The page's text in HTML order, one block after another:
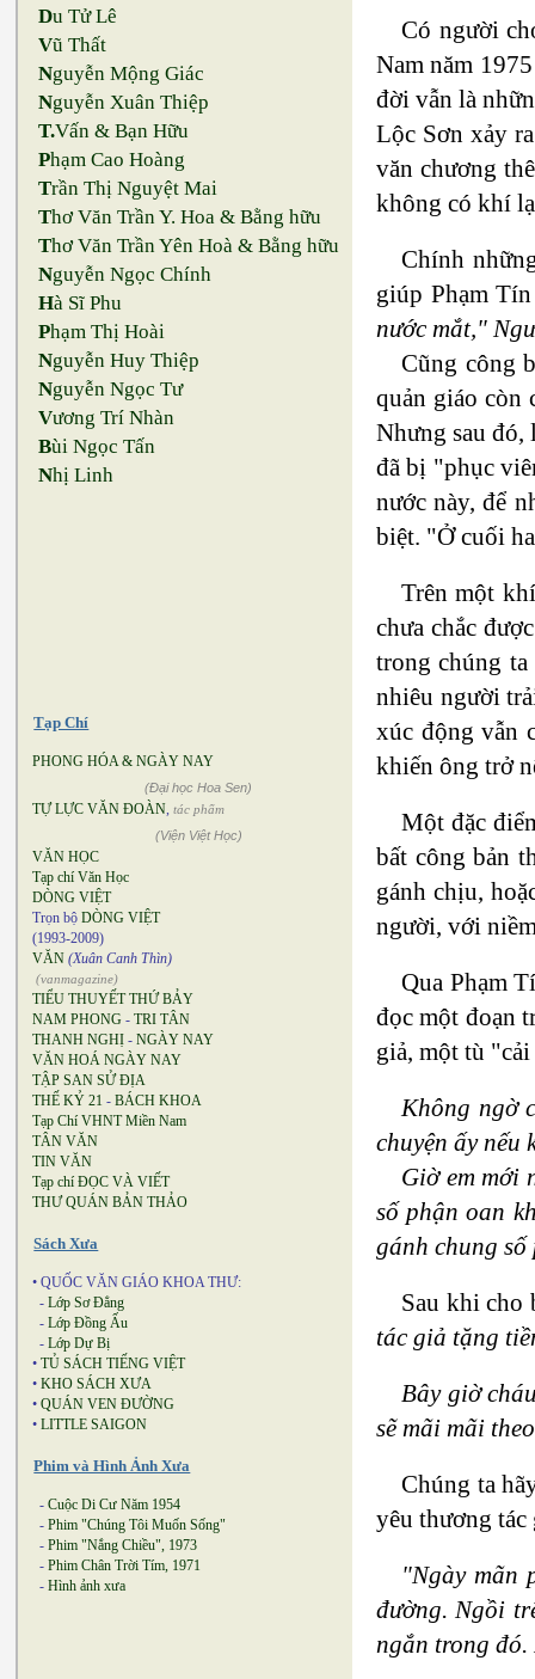
Du Tử Lê
Vũ Thất
Nguyễn Mộng Giác
Nguyễn Xuân Thiệp
T.Vấn & Bạn Hữu
Phạm Cao Hoàng
Trần Thị Nguyệt Mai
Thơ Văn Trần Y. Hoa & Bằng hữu
Thơ Văn Trần Yên Hoà & Bằng hữu
Nguyễn Ngọc Chính
Hà Sĩ Phu
Phạm Thị Hoài
Nguyễn Huy Thiệp
Nguyễn Ngọc Tư
Vương Trí Nhàn
Bùi Ngọc Tấn
Nhị Linh
Tạp Chí
PHONG HÓA & NGÀY NAY
(Đại học Hoa Sen)
TỰ LỰC VĂN ĐOÀN, tác phẩm
(Viện Việt Học)
VĂN HỌC
Tạp chí Văn Học
DÒNG VIỆT
Trọn bộ DÒNG VIỆT
(1993-2009)
VĂN (Xuân Canh Thìn)
(vanmagazine)
TIỂU THUYẾT THỨ BẢY
NAM PHONG - TRI TÂN
THANH NGHỊ - NGÀY NAY
VĂN HOÁ NGÀY NAY
TẬP SAN SỬ ĐỊA
THẾ KỶ 21 - BÁCH KHOA
Tạp Chí VHNT Miền Nam
TÂN VĂN
TIN VĂN
Tạp chí ĐỌC VÀ VIẾT
THƯ QUÁN BẢN THẢO
Sách Xưa
• QUỐC VĂN GIÁO KHOA THƯ:
- Lớp Sơ Đẳng
- Lớp Đồng Ấu
- Lớp Dự Bị
• TỦ SÁCH TIẾNG VIỆT
• KHO SÁCH XƯA
• QUÁN VEN ĐƯỜNG
• LITTLE SAIGON
Phim và Hình Ảnh Xưa
- Cuộc Di Cư Năm 1954
- Phim "Chúng Tôi Muốn Sống"
- Phim "Nắng Chiều", 1973
- Phim Chân Trời Tím, 1971
- Hình ảnh xưa
Có người
Nam năm
đời vẫn là
Lộc Sơn xảy
văn chương
không có khí
Chính
giúp Phạm
nước mắt,"
Cũng công
quản giáo còn
Nhưng sau đó,
đã bị "phục
nước này, để
biệt. "Ở cuối
Trên một
chưa chắc
trong chúng
nhiêu người
xúc động vẫn
khiến ông trở
Một đặc
bất công bản
gánh chịu,
người, với
Qua Phạm
đọc một đoạn
giả, một tù
Không ngờ
chuyện ấy nếu
Giờ em mới
số phận oan
gánh chung
Sau khi cho
tác giả tặng
Bây giờ
sẽ mãi mãi
Chúng ta
yêu thương tác
"Ngày mãn
đường. Ngồi
ngắn trong